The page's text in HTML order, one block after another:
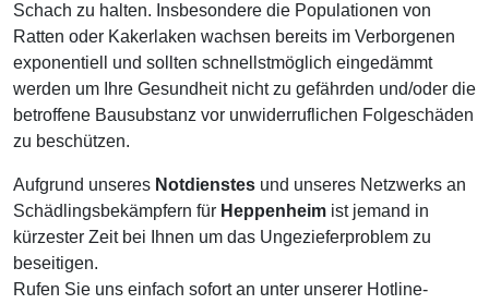
Schach zu halten. Insbesondere die Populationen von
Ratten oder Kakerlaken wachsen bereits im Verborgenen
exponentiell und sollten schnellstmöglich eingedämmt
werden um Ihre Gesundheit nicht zu gefährden und/oder die
betroffene Bausubstanz vor unwiderruflichen Folgeschäden
zu beschützen.
Aufgrund unseres Notdienstes und unseres Netzwerks an
Schädlingsbekämpfern für Heppenheim ist jemand in
kürzester Zeit bei Ihnen um das Ungezieferproblem zu
beseitigen.
Rufen Sie uns einfach sofort an unter unserer Hotline-